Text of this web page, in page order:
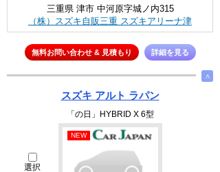
三重県 津市 中河原字城ノ内315
（株）スズキ自販三重 スズキアリーナ津
無料お問い合わせ & 見積もり 詳細を見る
∧
スズキ アルト ラパン
「の日」HYBRID X 6型
選択
NEW